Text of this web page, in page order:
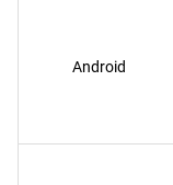
Android